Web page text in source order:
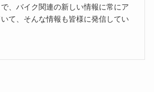
、バイク関連の新しい情報に常にア
て、そんな情報も皆様に発信してい